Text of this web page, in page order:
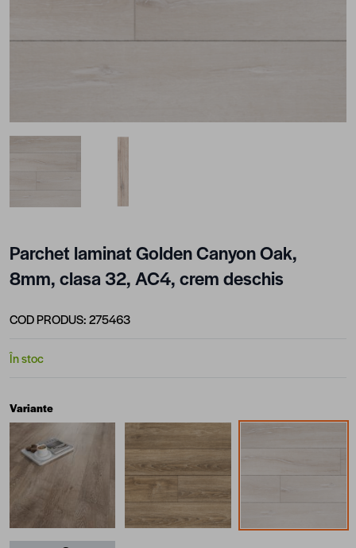
Parchet laminat Golden Canyon Oak,
8mm, clasa 32, AC4, crem deschis
COD PRODUS:275463
În stoc
Variante